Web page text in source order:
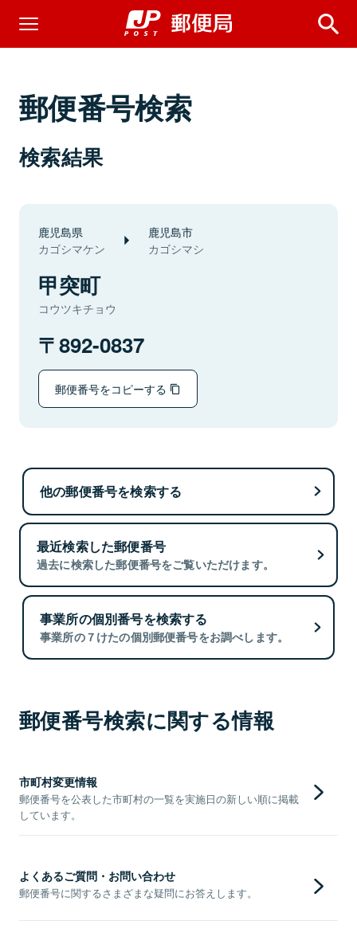
郵便番号検索
検索結果
鹿児島県
カゴシマケン
鹿児島市
カゴシマシ
甲突町
コウツキチョウ
892-0837
郵便番号をコピーする
他の郵便番号を検索する
最近検索した郵便番号
過去に検索した郵便番号をご覧いただけます。
事業所の個別番号を検索する
事業所の７けたの個別郵便番号をお調べします。
郵便番号検索に関する情報
市町村変更情報
郵便番号を公表した市町村の一覧を実施日の新しい順に掲載
しています。
よくあるご質問・お問い合わせ
郵便番号に関するさまざまな疑問にお答えします。